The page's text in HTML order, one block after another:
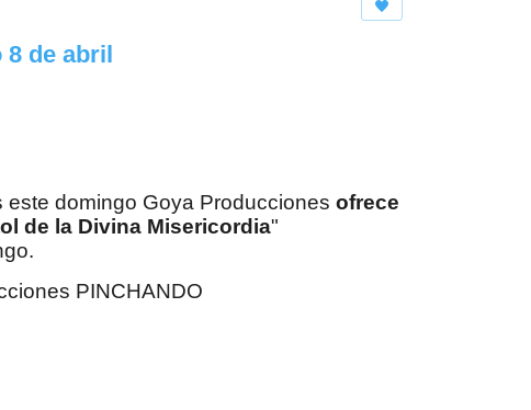
8 de abril
domingo Goya Producciones ofrece
de la Divina Misericordia"
PINCHANDO